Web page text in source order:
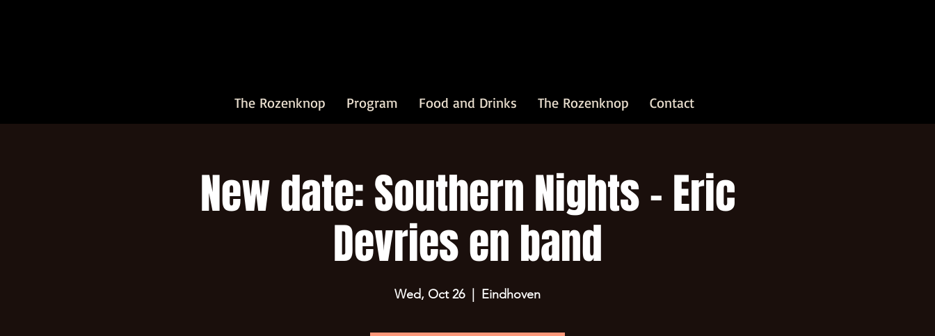
The Rozenknop Program Food and Drinks The Rozenknop Contact
New date: Southern Nights - Eric
Devries en band
Wed, Oct 26
  |
Eindhoven